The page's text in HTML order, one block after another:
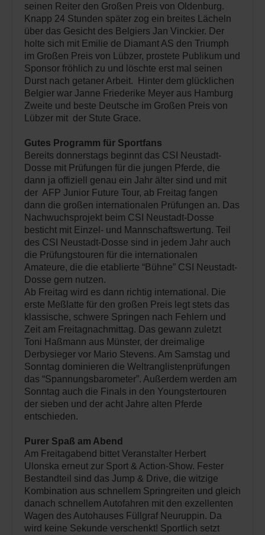
seinen Reiter den Großen Preis von Oldenburg.
Knapp 24 Stunden später zog ein breites Lächeln
über das Gesicht des Belgiers Jan Vinckier. Der
holte sich mit Emilie de Diamant AS den Triumph
im Großen Preis von Lübzer, prostete Publikum und
Sponsor fröhlich zu und löschte erst mal seinen
Durst nach getaner Arbeit. Hinter dem glücklichen
Belgier war Janne Friederike Meyer aus Hamburg
Zweite und beste Deutsche im Großen Preis von
Lübzer mit der Stute Grace.
Gutes Programm für Sportfans
Bereits donnerstags beginnt das CSI Neustadt-
Dosse mit Prüfungen für die jungen Pferde, die
dann ja offiziell genau ein Jahr älter sind und mit
der AFP Junior Future Tour, ab Freitag fangen
dann die großen internationalen Prüfungen an. Das
Nachwuchsprojekt beim CSI Neustadt-Dosse
besticht mit Einzel- und Mannschaftswertung. Teil
des CSI Neustadt-Dosse sind in jedem Jahr auch
die Prüfungstouren für die internationalen
Amateure, die die etablierte “Bühne” CSI Neustadt-
Dosse gern nutzen.
Ab Freitag wird es dann richtig international. Die
erste Meßlatte für den großen Preis legt stets das
klassische, schwere Springen nach Fehlern und
Zeit am Freitagnachmittag. Das gewann zuletzt
Toni Haßmann aus Münster, der dreimalige
Derbysieger vor Mario Stevens. Am Samstag und
Sonntag dominieren die Weltranglistenprüfungen
das “Spannungsbarometer”. Außerdem werden am
Sonntag auch die Finals in den Youngstertouren
der sieben und der acht Jahre alten Pferde
entschieden.
Purer Spaß am Abend
Am Freitagabend bittet Veranstalter Herbert
Ulonska erneut zur Sport & Action-Show. Fester
Bestandteil sind das Jump & Drive, die witzige
Kombination aus schnellem Springreiten und gleich
danach schnellem Autofahren mit den exzellenten
Wagen des Autohauses Füllgraf Neuruppin. Da
wird keine Sekunde verschenkt! Sportlich setzt